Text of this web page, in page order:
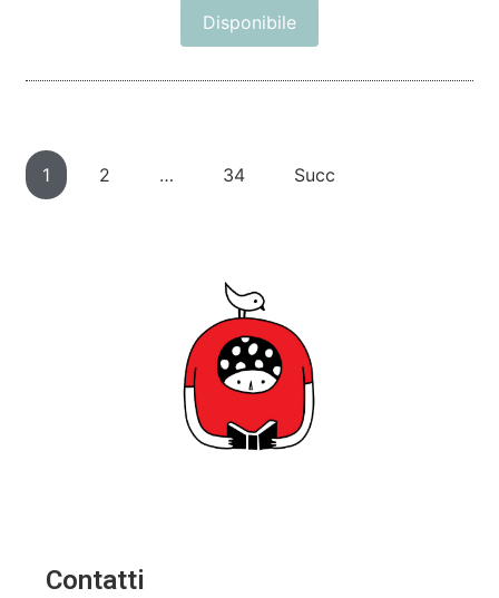
Disponibile
1 2 … 34 Succ
Contatti